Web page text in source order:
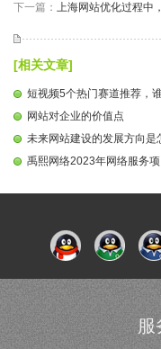
下一篇： 上海网站优化过程中
[相关文章]
短视频5个热门赛道推荐，
网站对企业的价值点
未来网站建设的发展方向是
禹熙网络2023年网络服务项
服